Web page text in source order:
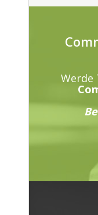
Werde